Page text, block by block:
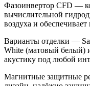
Фазоинвертор CFD —
вычислительной
воздуха и
Варианты отделки —
White (матовый белый)
акустику под любой
Магнитные защитные